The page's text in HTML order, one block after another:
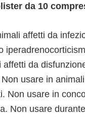
da 10
affetti da
affetti da
usare in
Non usare in
Non usare